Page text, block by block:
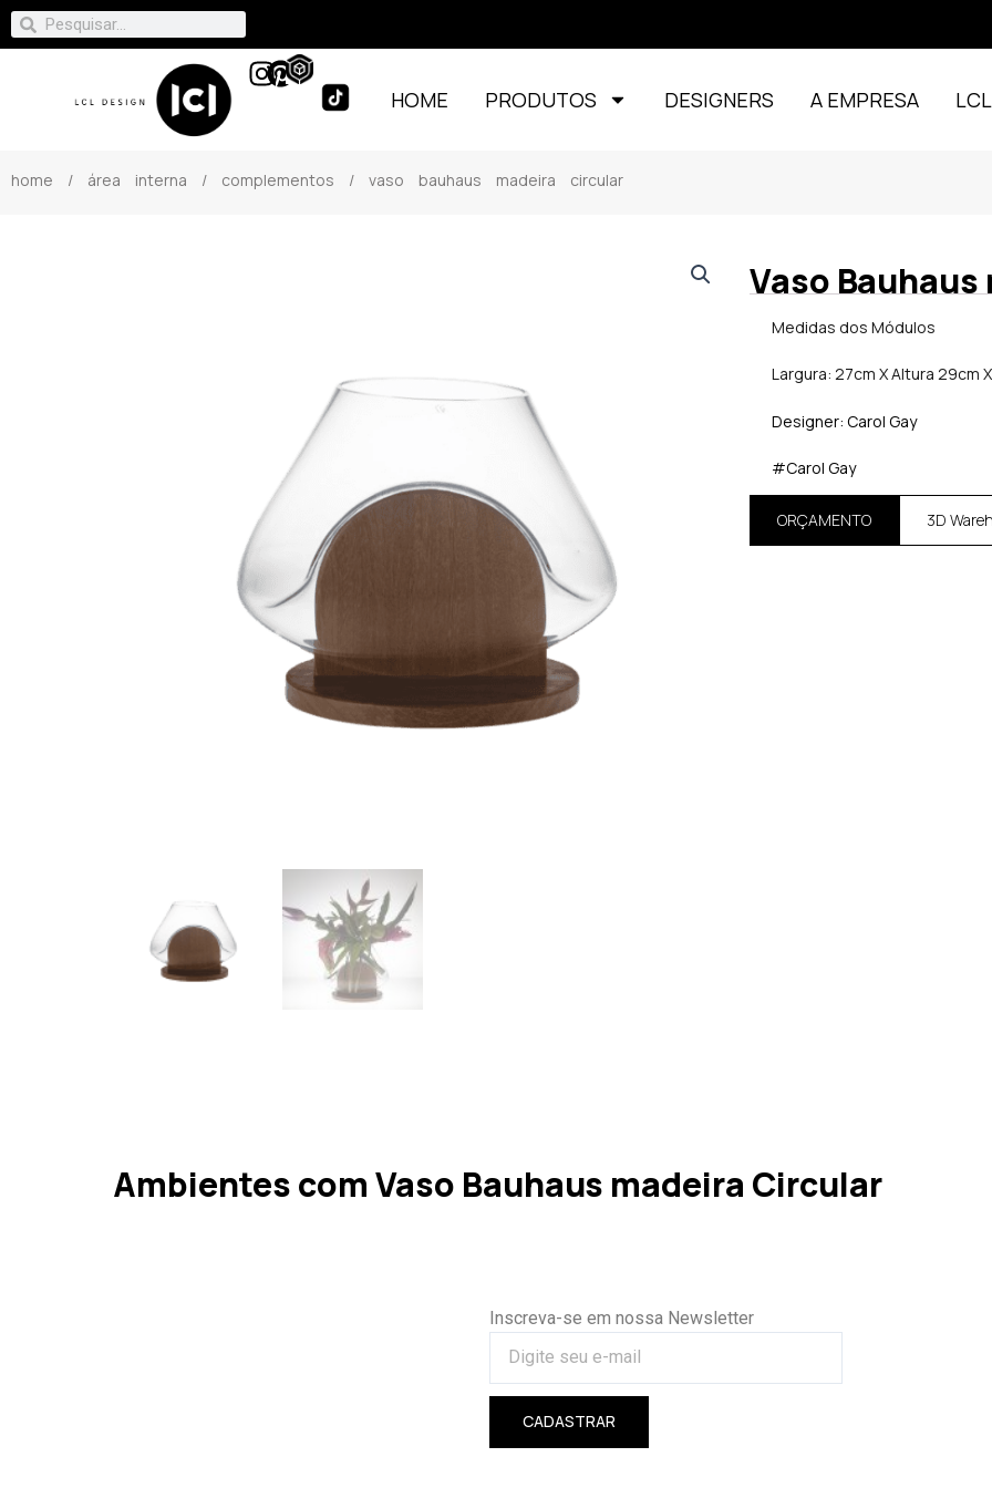
HOME PRODUTOS DESIGNERS A EMPRESA
home / área interna / complementos / vaso bauhaus madeira circular
Vaso
Medidas dos Módulos
Largura: 27cm X Altura 29cm
Designer: Carol Gay
#Carol Gay
ORÇAMENTO 3D
Ambientes com Vaso Bauhaus madeira Circular
Inscreva-se em nossa Newsletter
CADASTRAR